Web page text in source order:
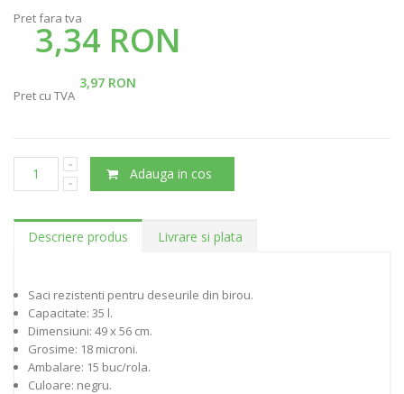
Pret fara tva
3,34 RON
3,97 RON
Pret cu TVA
Adauga in cos
Descriere produs Livrare si plata
Saci rezistenti pentru deseurile din birou.
Capacitate: 35 l.
Dimensiuni: 49 x 56 cm.
Grosime: 18 microni.
Ambalare: 15 buc/rola.
Culoare: negru.